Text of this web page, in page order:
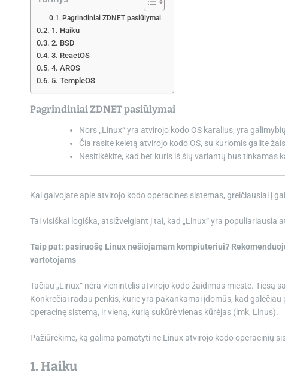
Pagrindiniai ZDNET pasiūlymai
1. Haiku
2. BSD
3. ReactOS
4. AROS
5. TempleOS
Pagrindiniai ZDNET pasiūlymai
Nors „Linux“ yra atvirojo kodo OS karalius, yra
Čia rasite keletą atvirojo kodo OS, su kuriomis galite
Nesitikėkite, kad bet kuris iš šių variantų bus tinkamas
Kai galvojate apie atvirojo kodo operacines sistemas, greičiausiai į
Tai visiškai logiška, atsižvelgiant į tai, kad „Linux“ yra
Taip pat: pasiruošę Linux nešiojamam kompiuteriui?
vartotojams
Tačiau „Linux“ nėra vienintelis atvirojo kodo žaidimas mieste.
Konkrečiai radau penkis, kurie yra pakankamai įdomūs, kad
operacinę sistemą, ir vieną, kurią sukūrė vienas kūrėjas (imk, Linus).
Pažiūrėkime, ką galima pamatyti ne Linux atvirojo kodo operacinių
1. Haiku